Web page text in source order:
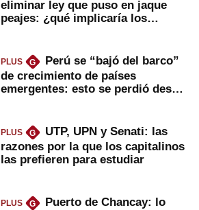
eliminar ley que puso en jaque
peajes: ¿qué implicaría los
PLUS G
Perú se “bajó del barco”
de crecimiento de países
emergentes: esto se perdió desde
PLUS G
UTP, UPN y Senati: las
razones por la que los capitalinos
las prefieren para estudiar
PLUS G
Puerto de Chancay: lo